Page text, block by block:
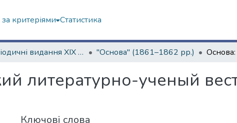
критеріями Статистика
Періодичні видання ХІХ ст. "Основа" (1861–1862 рр.)
литературно-ученый
Ключові слова